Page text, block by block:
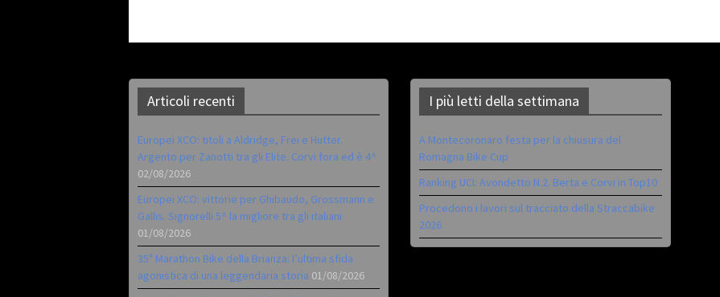
Articoli recenti
Europei XCO: titoli a Aldridge, Frei e Hutter.
Argento per Zanotti tra gli Elite. Corvi fora ed è 4^
02/08/2026
Europei XCO: vittorie per Ghibaudo, Grossmann e
Gallis. Signorelli 5^ la migliore tra gli italiani
01/08/2026
35ª Marathon Bike della Brianza: l’ultima sfida
agonistica di una leggendaria storia 01/08/2026
I più letti della settimana
A Montecoronaro festa per la chiusura del
Romagna Bike Cup
Ranking UCI: Avondetto N.2. Berta e Corvi in Top10
Procedono i lavori sul tracciato della Straccabike
2026